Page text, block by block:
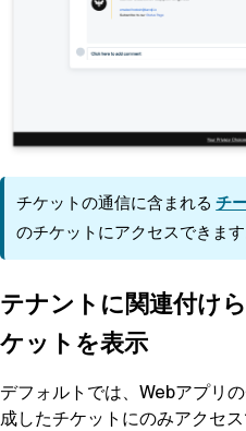
チケットの通信に含まれるチ
のチケットにアクセスできます
テナントに関連付け
ケットを表示
デフォルトでは、Webアプリ
成したチケットにのみアクセス